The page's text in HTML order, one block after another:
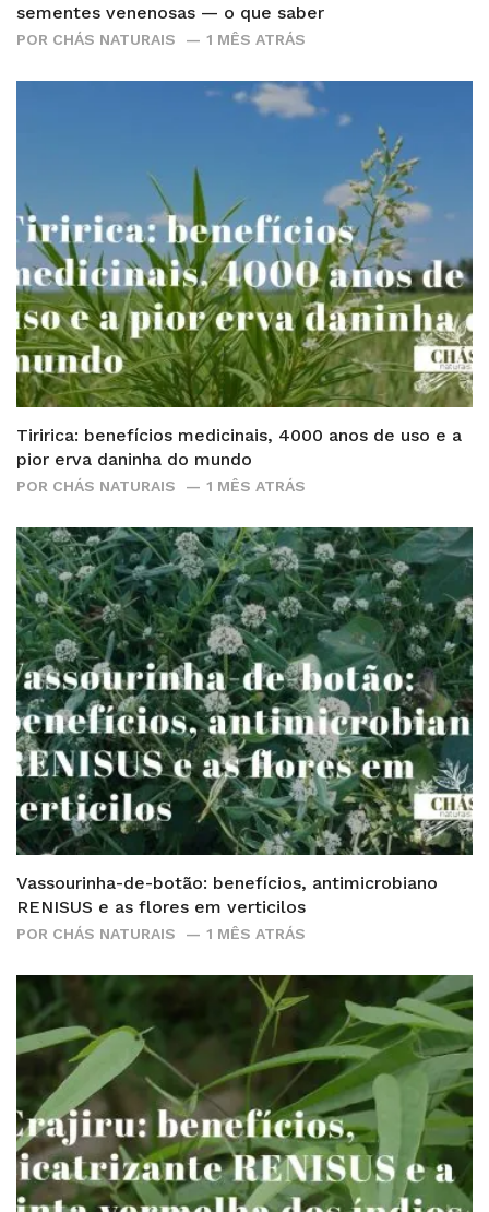
sementes venenosas — o que saber
POR CHÁS NATURAIS 1 MÊS ATRÁS
Tiririca: benefícios medicinais, 4000 anos de uso e a
pior erva daninha do mundo
POR CHÁS NATURAIS 1 MÊS ATRÁS
Vassourinha-de-botão: benefícios, antimicrobiano
RENISUS e as flores em verticilos
POR CHÁS NATURAIS 1 MÊS ATRÁS